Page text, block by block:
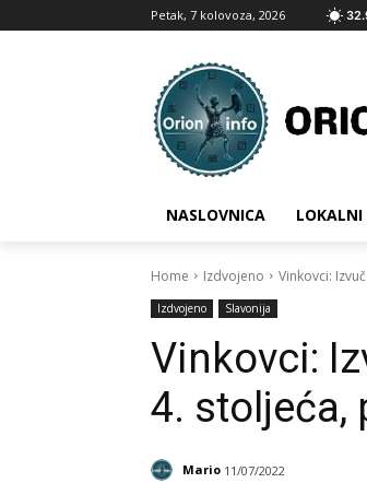
Petak, 7 kolovoza, 2026
NASLOVNICA LOKALNI
Home Izdvojeno Vinkovci:
Izdvojeno Slavonija
Vinkovci:
4. stoljeća,
Mario 11/07/2022